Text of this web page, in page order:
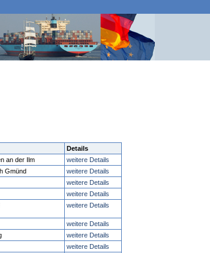
Details
an der Ilm
weitere Details
Gmünd
weitere Details
weitere Details
weitere Details
weitere Details
weitere Details
weitere Details
weitere Details